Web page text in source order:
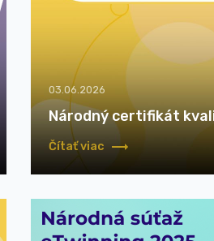
03.06.2026
Národný certifikát
Čítať viac